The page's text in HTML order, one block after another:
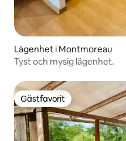
Lägenhet i Montmoreau
Tyst och mysig lägenhet.
Gästfavorit
Gästfavorit